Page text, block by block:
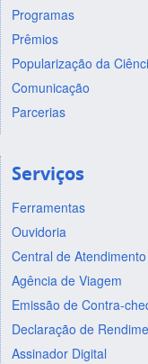
Programas
Prêmios
Popularização da
Comunicação
Parcerias
Serviços
Ferramentas
Ouvidoria
Central de Atendimento
Agência de Viagem
Emissão de Contra-
Declaração de
Assinador Digital